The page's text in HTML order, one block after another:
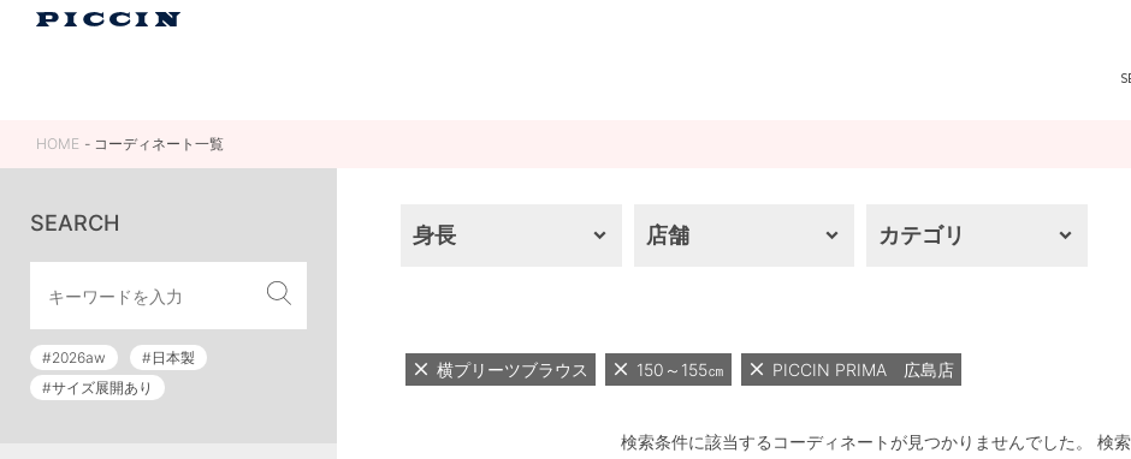
HOME コーディネート一覧
SEARCH
#2026aw
#日本製
#サイズ展開あり
身長 店舗 カテゴリ
横プリーツブラウス 150～155㎝ PICCIN PRIMA 広島店
検索条件に該当するコーディネートが見つかりませんでした。 検